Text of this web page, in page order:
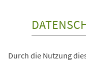
Durch die Nutzung